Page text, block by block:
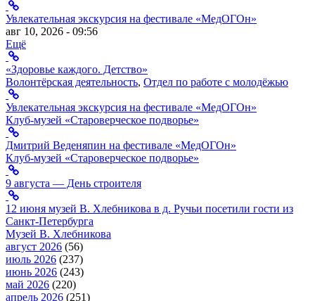
Увлекательная экскурсия на фестивале «МедОГОн»
авг 10, 2026 - 09:56
Ещё
«Здоровье каждого. Детство»
Волонтёрская деятельность, Отдел по работе с молодёжью
Увлекательная экскурсия на фестивале «МедОГОн»
Клуб-музей «Староверческое подворье»
Дмитрий Веденяпин на фестивале «МедОГОн»
Клуб-музей «Староверческое подворье»
9 августа — День строителя
12 июня музей В. Хлебникова в д. Ручьи посетили гости из
Санкт-Петербурга
Музей В. Хлебникова
август 2026 (56)
июль 2026 (237)
июнь 2026 (243)
май 2026 (220)
апрель 2026 (251)